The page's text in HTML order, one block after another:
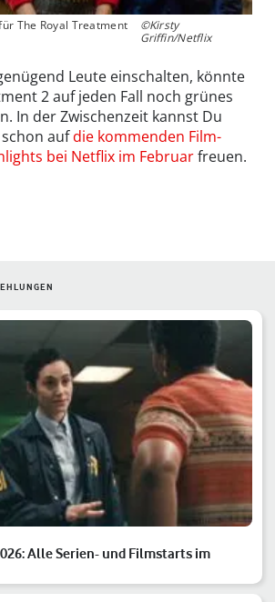
The Royal Treatment
©Kirsty
Griffin/Netflix
Leute einschalten, könnte
2 auf jeden Fall noch grünes
In der Zwischenzeit kannst Du
aufdie kommenden Film-
bei Netflix im Februarfreuen.
Alle Serien- und Filmstarts im